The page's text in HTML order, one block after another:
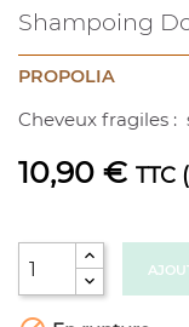
Shampoing
PROPOLIA
Cheveux fragiles :
10,90 € TTC